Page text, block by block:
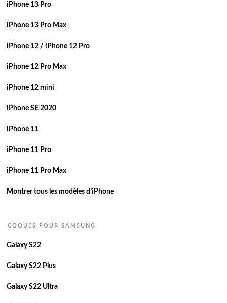
iPhone 13 Pro
iPhone 13 Pro Max
iPhone 12 / iPhone 12 Pro
iPhone 12 Pro Max
iPhone 12 mini
iPhone SE 2020
iPhone 11
iPhone 11 Pro
iPhone 11 Pro Max
Montrer tous les modèles d’iPhone
COQUES POUR SAMSUNG
Galaxy S22
Galaxy S22 Plus
Galaxy S22 Ultra